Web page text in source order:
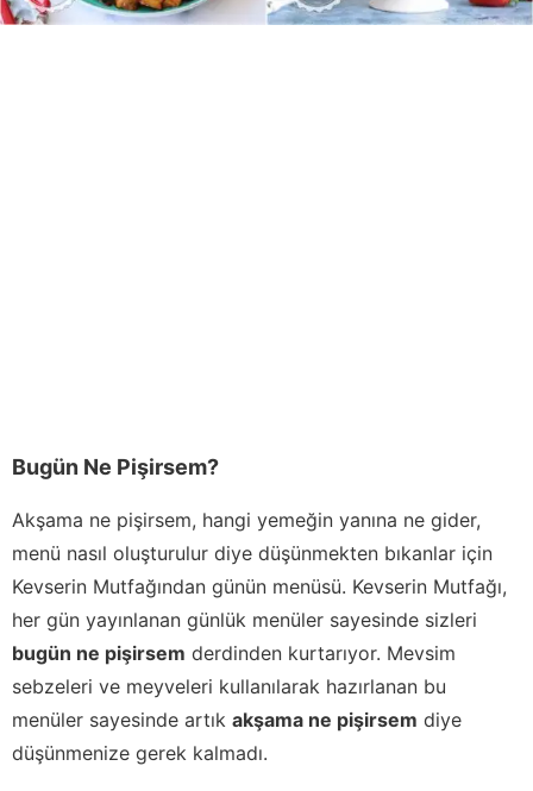
Bugün Ne Pişirsem?
Akşama ne pişirsem, hangi yemeğin yanına ne gider,
menü nasıl oluşturulur diye düşünmekten bıkanlar için
Kevserin Mutfağından günün menüsü. Kevserin Mutfağı,
her gün yayınlanan günlük menüler sayesinde sizleri
bugün ne pişirsem derdinden kurtarıyor. Mevsim
sebzeleri ve meyveleri kullanılarak hazırlanan bu
menüler sayesinde artık akşama ne pişirsem diye
düşünmenize gerek kalmadı.